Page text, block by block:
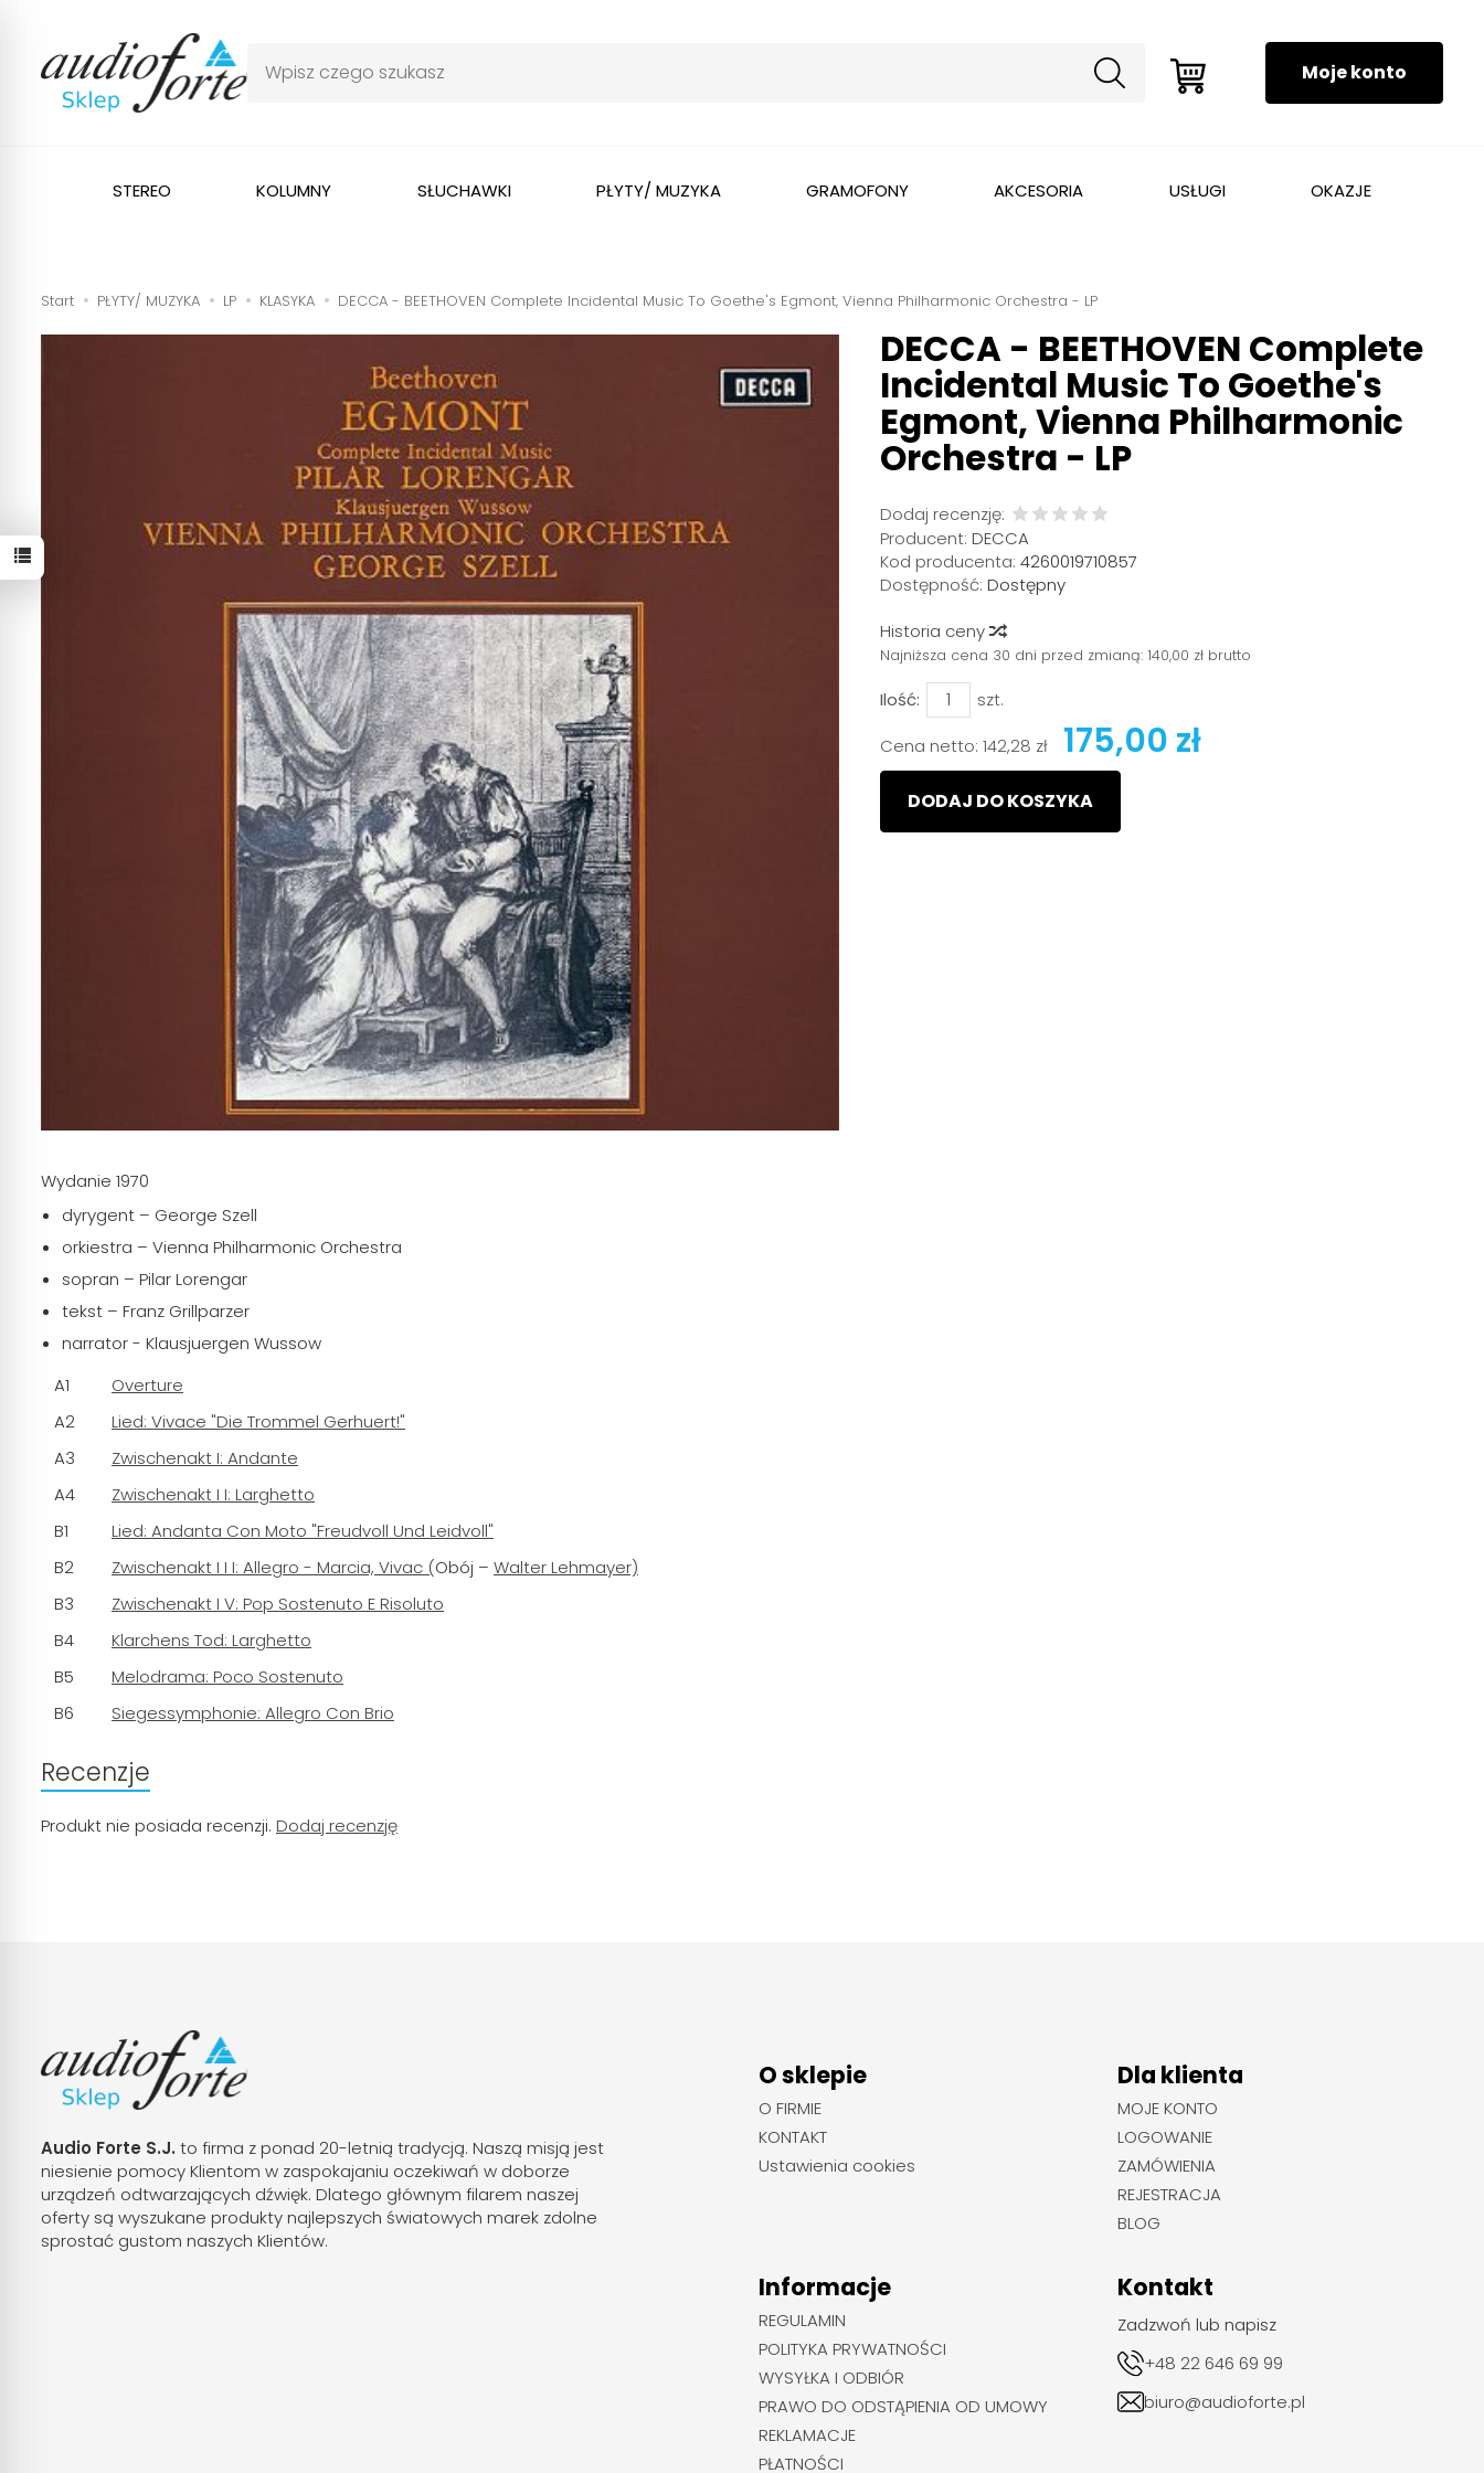
STEREO KOLUMNY SŁUCHAWKI PŁYTY/ MUZYKA GRAMOFONY AKCESORIA USŁUGI OKAZJE
Start PŁYTY/ MUZYKA LP KLASYKA DECCA - BEETHOVEN Complete Incidental Music To Goethe's Egmont, Vienna Philharmonic Orchestra - LP
DECCA - BEETHOVEN Complete
Incidental Music To Goethe's
Egmont, Vienna Philharmonic
Orchestra - LP
Dodaj recenzję:
Producent: DECCA
Kod producenta: 4260019710857
Dostępność: Dostępny
Historia ceny
Najniższa cena 30 dni przed zmianą:140,00 zł brutto
Ilość:
szt.
Cena netto:142,28 zł 175,00 zł
DODAJ DO KOSZYKA
Wydanie 1970
dyrygent – George Szell
orkiestra – Vienna Philharmonic Orchestra
sopran – Pilar Lorengar
tekst – Franz Grillparzer
narrator - Klausjuergen Wussow
A1
Overture
A2
Lied: Vivace "Die Trommel Gerhuert!"
A3
Zwischenakt I: Andante
A4
Zwischenakt I I: Larghetto
B1
Lied: Andanta Con Moto "Freudvoll Und Leidvoll"
B2
Zwischenakt I I I: Allegro - Marcia, Vivac (Obój – Walter Lehmayer)
B3
Zwischenakt I V: Pop Sostenuto E Risoluto
B4
Klarchens Tod: Larghetto
B5
Melodrama: Poco Sostenuto
B6
Siegessymphonie: Allegro Con Brio
Recenzje
Produkt nie posiada recenzji. Dodaj recenzję
Audio Forte S.J. to firma z ponad 20-letnią tradycją. Naszą misją jest
niesienie pomocy Klientom w zaspokajaniu oczekiwań w doborze
urządzeń odtwarzających dźwięk. Dlatego głównym filarem naszej
oferty są wyszukane produkty najlepszych światowych marek zdolne
sprostać gustom naszych Klientów.
O sklepie
O FIRMIE
KONTAKT
Ustawienia cookies
Dla klienta
MOJE KONTO
LOGOWANIE
ZAMÓWIENIA
REJESTRACJA
BLOG
Informacje
REGULAMIN
POLITYKA PRYWATNOŚCI
WYSYŁKA I ODBIÓR
PRAWO DO ODSTĄPIENIA OD UMOWY
REKLAMACJE
PŁATNOŚCI
Kontakt
Zadzwoń lub napisz
+48 22 646 69 99
biuro@audioforte.pl